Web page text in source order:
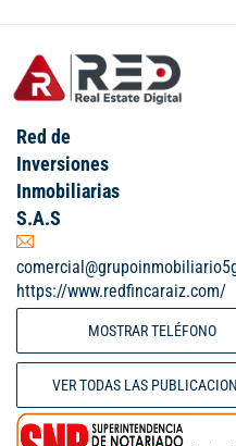
Red de
Inversiones
Inmobiliarias
S.A.S
https://www.redfincaraiz.com/
MOSTRAR TELÉFONO
VER TODAS LAS